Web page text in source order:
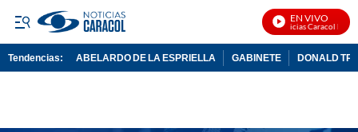
EN VIVO
Noticias Caracol En
Tendencias: ABELARDO DE LA ESPRIELLA GABINETE DONALD